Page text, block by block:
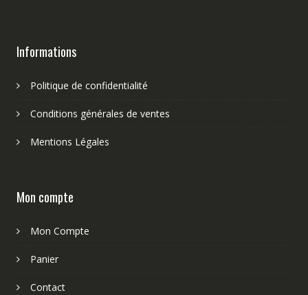
Informations
Politique de confidentialité
Conditions générales de ventes
Mentions Légales
Mon compte
Mon Compte
Panier
Contact